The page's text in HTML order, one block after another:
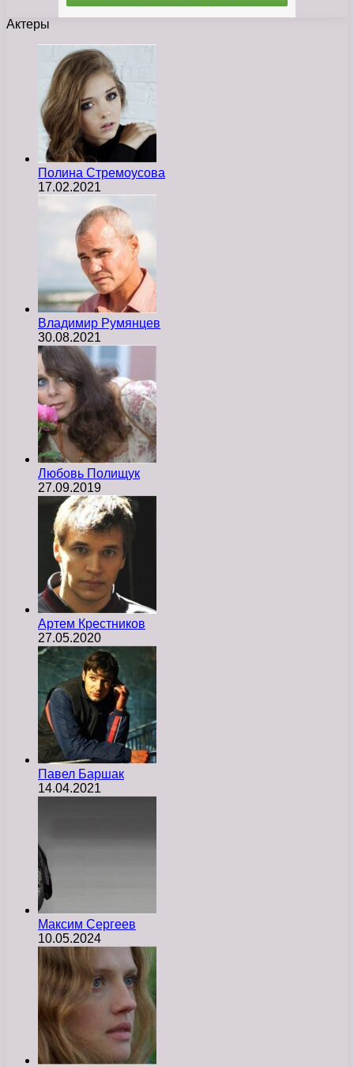
Актеры
Полина Стремоусова
17.02.2021
Владимир Румянцев
30.08.2021
Любовь Полищук
27.09.2019
Артем Крестников
27.05.2020
Павел Баршак
14.04.2021
Максим Сергеев
10.05.2024